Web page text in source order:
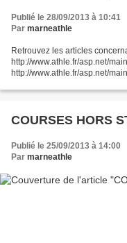
Publié le 28/09/2013 à 10:41
Par marneathle
Retrouvez les articles
http://www.athle.fr/asp.net/
http://www.athle.fr/asp.net/
COURSES HORS
Publié le 25/09/2013 à 14:00
Par marneathle